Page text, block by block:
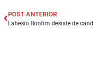
POST ANTERIOR